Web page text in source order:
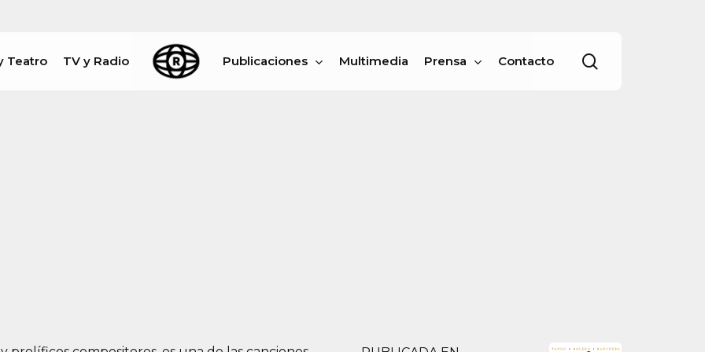
Teatro TV y Radio Publicaciones Multimedia Prensa Contacto